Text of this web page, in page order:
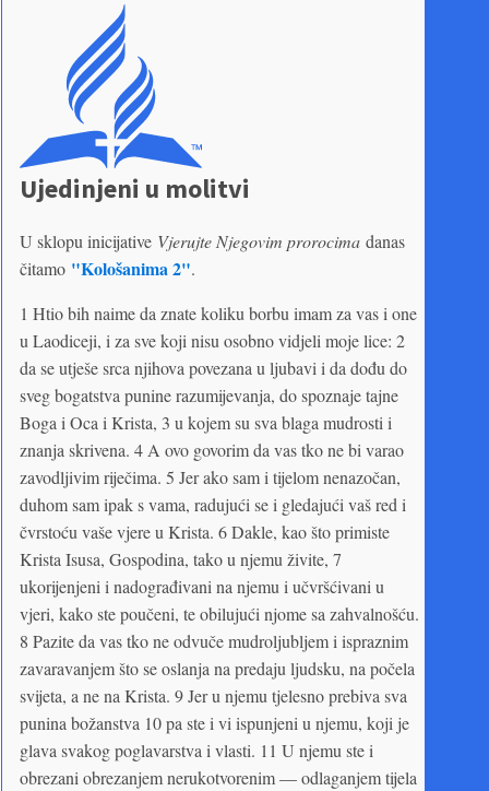
Ujedinjeni u molitvi
U sklopu inicijative Vjerujte Njegovim prorocima danas
čitamo "Kološanima 2".
1 Htio bih naime da znate koliku borbu imam za vas i one
u Laodiceji, i za sve koji nisu osobno vidjeli moje lice: 2
da se utješe srca njihova povezana u ljubavi i da dođu do
sveg bogatstva punine razumijevanja, do spoznaje tajne
Boga i Oca i Krista, 3 u kojem su sva blaga mudrosti i
znanja skrivena. 4 A ovo govorim da vas tko ne bi varao
zavodljivim riječima. 5 Jer ako sam i tijelom nenazočan,
duhom sam ipak s vama, radujući se i gledajući vaš red i
čvrstoću vaše vjere u Krista. 6 Dakle, kao što primiste
Krista Isusa, Gospodina, tako u njemu živite, 7
ukorijenjeni i nadograđivani na njemu i učvršćivani u
vjeri, kako ste poučeni, te obilujući njome sa zahvalnošću.
8 Pazite da vas tko ne odvuče mudroljubljem i ispraznim
zavaravanjem što se oslanja na predaju ljudsku, na počela
svijeta, a ne na Krista. 9 Jer u njemu tjelesno prebiva sva
punina božanstva 10 pa ste i vi ispunjeni u njemu, koji je
glava svakog poglavarstva i vlasti. 11 U njemu ste i
obrezani obrezanjem nerukotvorenim — odlaganjem tijela